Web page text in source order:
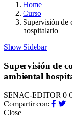
Home
Curso
Supervisión de
hospitalario
Show Sidebar
Supervisión de
ambiental
SENAC-EDITOR 0
Compartir con:
Close